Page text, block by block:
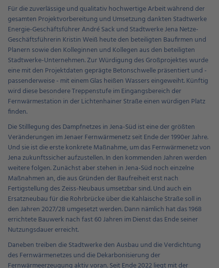
Für die zuverlässige und qualitativ hochwertige Arbeit während der
gesamten Projektvorbereitung und Umsetzung dankten Stadtwerke
Energie-Geschäftsführer André Sack und Stadtwerke Jena Netze-
Geschäftsführerin Kristin Weiß heute den beteiligten Baufirmen und
Planern sowie den Kolleginnen und Kollegen aus den beteiligten
Stadtwerke-Unternehmen. Zur Würdigung des Großprojektes wurde
eine mit den Projektdaten geprägte Betonschwelle präsentiert und -
passenderweise - mit einem Glas heißen Wassers eingeweiht. Künftig
wird diese besondere Treppenstufe im Eingangsbereich der
Fernwärmestation in der Lichtenhainer Straße einen würdigen Platz
finden.
Die Stilllegung des Dampfnetzes in Jena-Süd ist eine der größten
Veränderungen im Jenaer Fernwärmenetz seit Ende der 1990er Jahre.
Und sie ist die erste konkrete Maßnahme, um das Fernwärmenetz von
Jena zukunftssicher aufzustellen. In den kommenden Jahren werden
weitere folgen. Zunächst aber stehen in Jena-Süd noch einzelne
Maßnahmen an, die aus Gründen der Baufreiheit erst nach
Fertigstellung des Zeiss-Neubaus umsetzbar sind. Und auch ein
Ersatzneubau für die Rohrbrücke über die Kahlaische Straße soll in
den Jahren 2027/28 umgesetzt werden. Dann nämlich hat das 1968
errichtete Bauwerk nach fast 60 Jahren im Dienst das Ende seiner
Nutzungsdauer erreicht.
Daneben treiben die Stadtwerke den Ausbau und die Verdichtung
des Fernwärmenetzes und die Dekarbonisierung der